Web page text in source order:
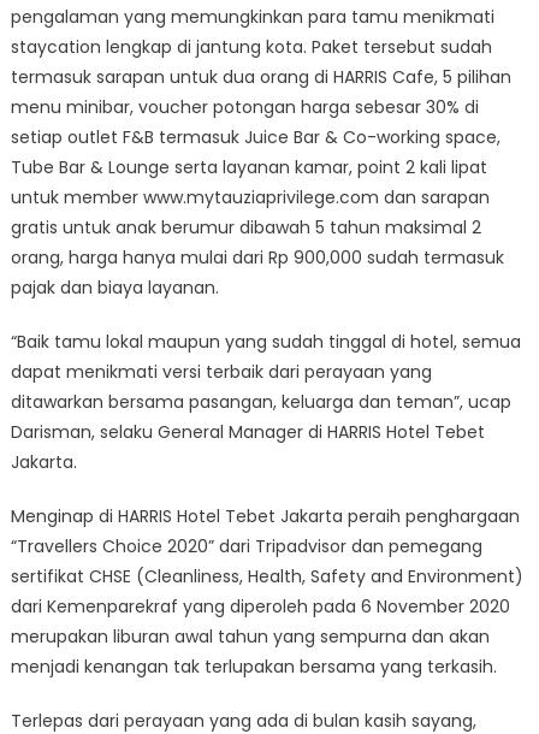
pengalaman yang memungkinkan para tamu menikmati
staycation lengkap di jantung kota. Paket tersebut sudah
termasuk sarapan untuk dua orang di HARRIS Cafe, 5 pilihan
menu minibar, voucher potongan harga sebesar 30% di
setiap outlet F&B termasuk Juice Bar & Co-working space,
Tube Bar & Lounge serta layanan kamar, point 2 kali lipat
untuk member www.mytauziaprivilege.com dan sarapan
gratis untuk anak berumur dibawah 5 tahun maksimal 2
orang, harga hanya mulai dari Rp 900,000 sudah termasuk
pajak dan biaya layanan.
“Baik tamu lokal maupun yang sudah tinggal di hotel, semua
dapat menikmati versi terbaik dari perayaan yang
ditawarkan bersama pasangan, keluarga dan teman”, ucap
Darisman, selaku General Manager di HARRIS Hotel Tebet
Jakarta.
Menginap di HARRIS Hotel Tebet Jakarta peraih penghargaan
“Travellers Choice 2020” dari Tripadvisor dan pemegang
sertifikat CHSE (Cleanliness, Health, Safety and Environment)
dari Kemenparekraf yang diperoleh pada 6 November 2020
merupakan liburan awal tahun yang sempurna dan akan
menjadi kenangan tak terlupakan bersama yang terkasih.
Terlepas dari perayaan yang ada di bulan kasih sayang,